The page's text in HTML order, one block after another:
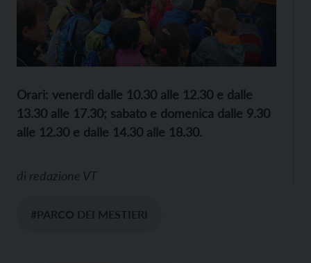
Orari: venerdì dalle 10.30 alle 12.30 e dalle
13.30 alle 17.30; sabato e domenica dalle 9.30
alle 12.30 e dalle 14.30 alle 18.30.
di redazione VT
#PARCO DEI MESTIERI